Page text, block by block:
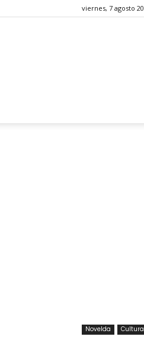
viernes, 7 agosto
Novelda Cultura